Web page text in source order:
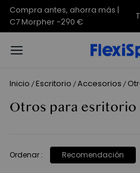
Compra antes, ahorra más |
C7 Morpher -290 €
Inicio /Escritorio /Accesorios /
Otros para esritorio
Ordenar : Recomendación